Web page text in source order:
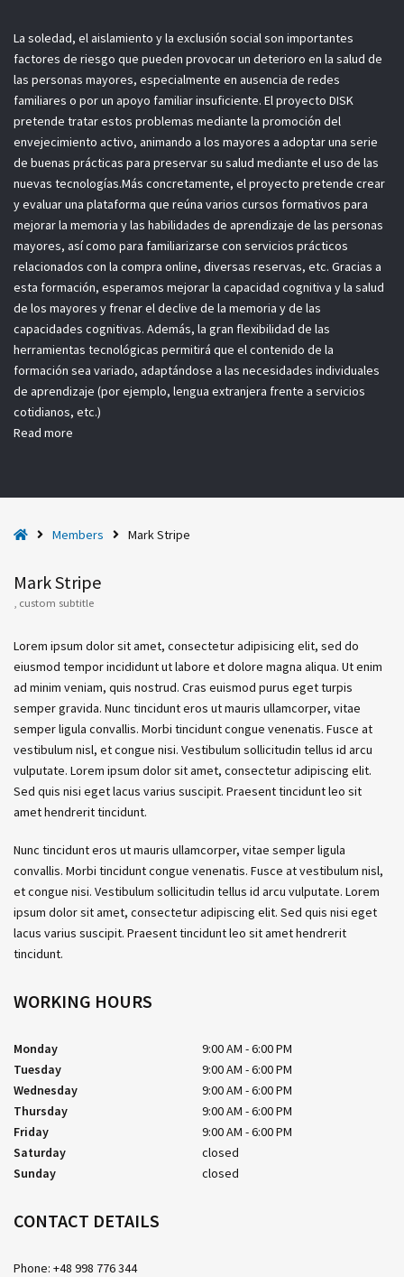
La soledad, el aislamiento y la exclusión social son importantes
factores de riesgo que pueden provocar un deterioro en la salud de
las personas mayores, especialmente en ausencia de redes
familiares o por un apoyo familiar insuficiente. El proyecto DISK
pretende tratar estos problemas mediante la promoción del
envejecimiento activo, animando a los mayores a adoptar una serie
de buenas prácticas para preservar su salud mediante el uso de las
nuevas tecnologías.Más concretamente, el proyecto pretende crear
y evaluar una plataforma que reúna varios cursos formativos para
mejorar la memoria y las habilidades de aprendizaje de las personas
mayores, así como para familiarizarse con servicios prácticos
relacionados con la compra online, diversas reservas, etc. Gracias a
esta formación, esperamos mejorar la capacidad cognitiva y la salud
de los mayores y frenar el declive de la memoria y de las
capacidades cognitivas. Además, la gran flexibilidad de las
herramientas tecnológicas permitirá que el contenido de la
formación sea variado, adaptándose a las necesidades individuales
de aprendizaje (por ejemplo, lengua extranjera frente a servicios
cotidianos, etc.)
Read more
H
Members Mark Stripe
Mark Stripe
, custom subtitle
Lorem ipsum dolor sit amet, consectetur adipisicing elit, sed do
eiusmod tempor incididunt ut labore et dolore magna aliqua. Ut enim
ad minim veniam, quis nostrud. Cras euismod purus eget turpis
semper gravida. Nunc tincidunt eros ut mauris ullamcorper, vitae
semper ligula convallis. Morbi tincidunt congue venenatis. Fusce at
vestibulum nisl, et congue nisi. Vestibulum sollicitudin tellus id arcu
vulputate. Lorem ipsum dolor sit amet, consectetur adipiscing elit.
Sed quis nisi eget lacus varius suscipit. Praesent tincidunt leo sit
amet hendrerit tincidunt.
Nunc tincidunt eros ut mauris ullamcorper, vitae semper ligula
convallis. Morbi tincidunt congue venenatis. Fusce at vestibulum nisl,
et congue nisi. Vestibulum sollicitudin tellus id arcu vulputate. Lorem
ipsum dolor sit amet, consectetur adipiscing elit. Sed quis nisi eget
lacus varius suscipit. Praesent tincidunt leo sit amet hendrerit
tincidunt.
WORKING HOURS
Monday 9:00 AM
6:00 PM
Tuesday
9:00 AM
6:00 PM
Wednesday
9:00 AM
6:00 PM
Thursday
9:00 AM
6:00 PM
Friday
9:00 AM
6:00 PM
Saturday
closed
Sunday
closed
CONTACT DETAILS
Phone: +48 998 776 344